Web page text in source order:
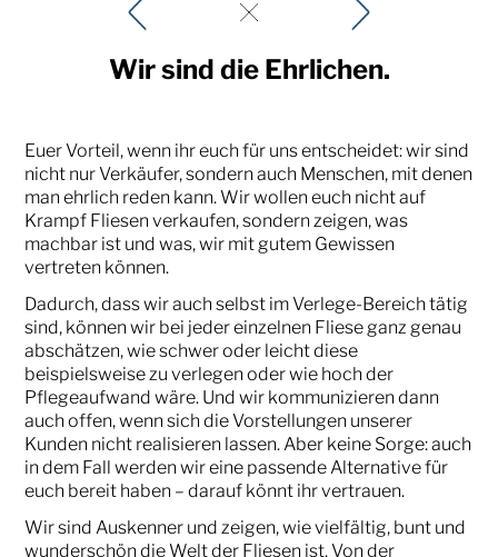
Wir sind die Ehrlichen.
Euer Vorteil, wenn ihr euch für uns entscheidet: wir sind
nicht nur Verkäufer, sondern auch Menschen, mit denen
man ehrlich reden kann. Wir wollen euch nicht auf
Krampf Fliesen verkaufen, sondern zeigen, was
machbar ist und was, wir mit gutem Gewissen
vertreten können.
Dadurch, dass wir auch selbst im Verlege-Bereich tätig
sind, können wir bei jeder einzelnen Fliese ganz genau
abschätzen, wie schwer oder leicht diese
beispielsweise zu verlegen oder wie hoch der
Pflegeaufwand wäre. Und wir kommunizieren dann
auch offen, wenn sich die Vorstellungen unserer
Kunden nicht realisieren lassen. Aber keine Sorge: auch
in dem Fall werden wir eine passende Alternative für
euch bereit haben – darauf könnt ihr vertrauen.
Wir sind Auskenner und zeigen, wie vielfältig, bunt und
wunderschön die Welt der Fliesen ist. Von der